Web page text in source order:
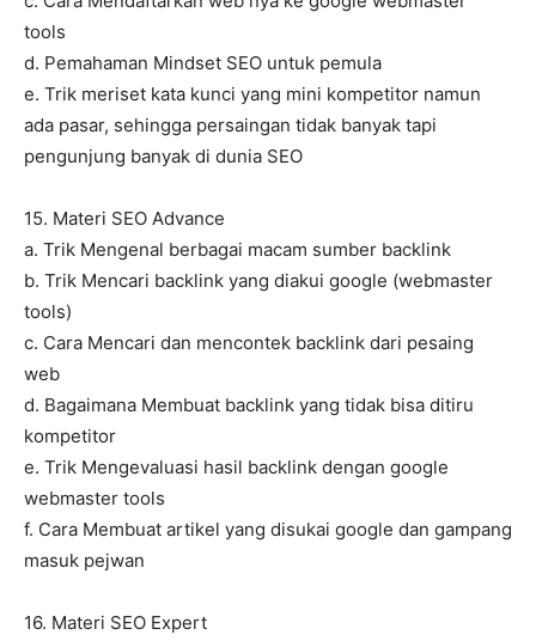
tools
d. Pemahaman Mindset SEO untuk pemula
e. Trik meriset kata kunci yang mini kompetitor namun
ada pasar, sehingga persaingan tidak banyak tapi
pengunjung banyak di dunia SEO
15. Materi SEO Advance
a. Trik Mengenal berbagai macam sumber backlink
b. Trik Mencari backlink yang diakui google (webmaster
tools)
c. Cara Mencari dan mencontek backlink dari pesaing
web
d. Bagaimana Membuat backlink yang tidak bisa ditiru
kompetitor
e. Trik Mengevaluasi hasil backlink dengan google
webmaster tools
f. Cara Membuat artikel yang disukai google dan gampang
masuk pejwan
16. Materi SEO Expert